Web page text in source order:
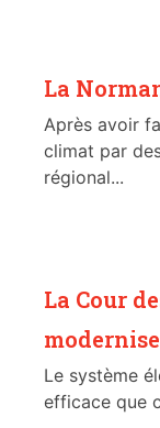
La
Après avoir
climat par
régional...
La Cour
Le système
efficace que